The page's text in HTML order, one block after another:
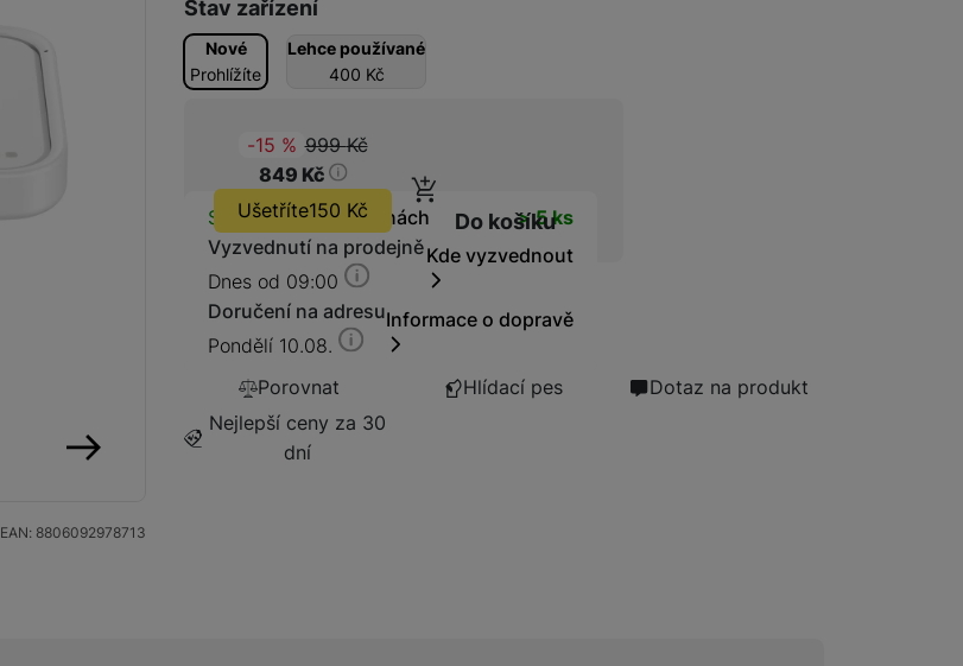
Redukce
Flash disky a SSD disky
Stav zařízení
Nové
Prohlížíte
Lehce používané
400 Kč
Původní cena
(
-15 % 999Kč
Ušetříte150 Kč
849 Kč
Do košíku
Dostupnost
Skladem na 7 prodejnách
> 5 ks
Vyzvednutí na prodejně
Dnes od 09:00
Kde vyzvednout
Doručení na adresu
Pondělí 10.08.
Informace o dopravě
Porovnat Hlídací pes
Dotaz na produkt
Nejlepší ceny za 30
dní
EAN: 8806092978713